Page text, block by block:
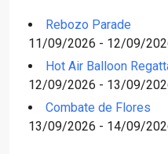
Rebozo Parade
11/09/2026 - 12/09/
Hot Air Balloon
12/09/2026 - 13/09/
Combate de Flores
13/09/2026 - 14/09/